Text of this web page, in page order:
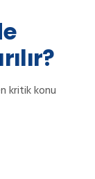
kritik konu